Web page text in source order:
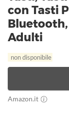
con Tasti
Adulti
non disponibile
Amazon.it